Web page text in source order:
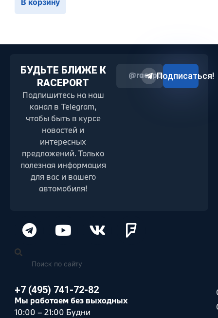
В корзину
БУДЬТЕ БЛИЖЕ К
RACEPORT
Подпишитесь на наш
канал в Telegram,
чтобы быть в курсе
новостей и
интересных
предложений. Только
полезная информация
для вас и вашего
автомобиля!
@raceport2022
Подписаться!
+7 (495) 741-72-82
Мы работаем без выходных
10:00 – 21:00 Будни